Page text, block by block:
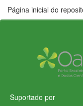
Página inicial do
Suportado por